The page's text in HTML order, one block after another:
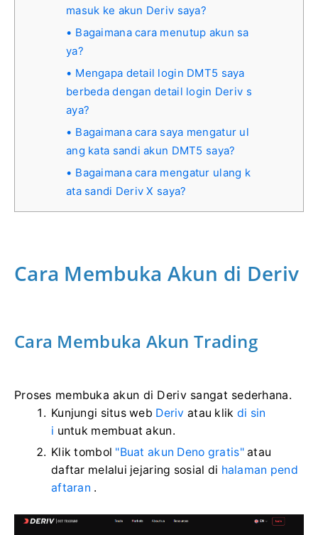
masuk ke akun Deriv saya?
Bagaimana cara menutup akun sa
ya?
Mengapa detail login DMT5 saya
berbeda dengan detail login Deriv s
aya?
Bagaimana cara saya mengatur ul
ang kata sandi akun DMT5 saya?
Bagaimana cara mengatur ulang k
ata sandi Deriv X saya?
Cara Membuka Akun di Deriv
Cara Membuka Akun Trading
Proses membuka akun di Deriv sangat sederhana.
Kunjungi situs web Deriv atau klik di sin
i untuk membuat akun.
Klik tombol "Buat akun Deno gratis"atau
daftar melalui jejaring sosial di halaman pend
aftaran .